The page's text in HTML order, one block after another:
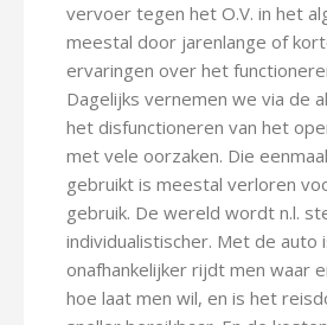
vervoer tegen het O.V. in het
meestal door jarenlange of
ervaringen over het
Dagelijks vernemen we via de
het disfunctioneren van het
met vele oorzaken. Die
gebruikt is meestal verloren
gebruik. De wereld wordt n.l.
individualistischer. Met de auto
onafhankelijker rijdt men waar
hoe laat men wil, en is het